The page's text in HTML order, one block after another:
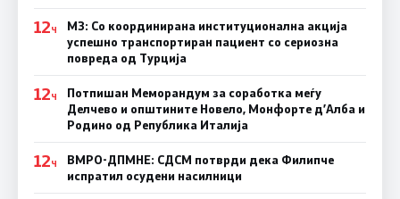
12Ч
МЗ: Со координирана институционална акција
успешно транспортиран пациент со сериозна
повреда од Турција
12Ч
Потпишан Меморандум за соработка меѓу
Делчево и општините Новело, Монфорте д’Алба и
Родино од Република Италија
12Ч
ВМРО-ДПМНЕ: СДСM потврди дека Филипче
испратил осудени насилници